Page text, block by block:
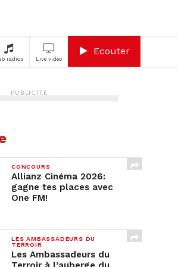
radios Live vidéo
Ecouter
PUBLICITÉ
CONCOURS
Allianz Cinéma 2026:
gagne tes places avec
One FM!
LES AMBASSADEURS DU
TERROIR
Les Ambassadeurs du